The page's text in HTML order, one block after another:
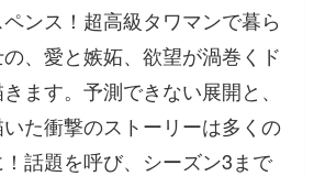
ンス！超高級タワマンで暮ら
、愛と嫉妬、欲望が渦巻くド
ます。予測できない展開と、
た衝撃のストーリーは多くの
話題を呼び、シーズン3まで